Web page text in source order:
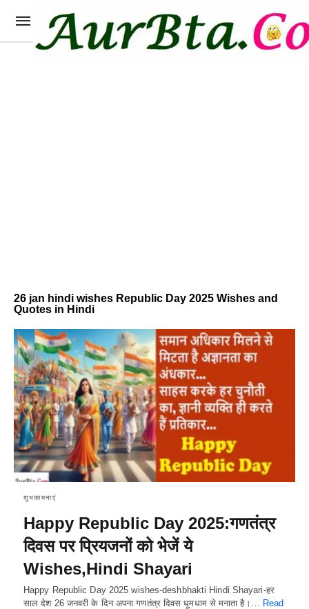
26 jan hindi wishes Republic Day 2025 Wishes and
Quotes in Hindi
शुभकामनाएं
Happy Republic Day 2025:गणतंत्र
दिवस पर प्रियजनों को भेजें ये
Wishes,Hindi Shayari
Happy Republic Day 2025 wishes-deshbhakti Hindi Shayari-हर
साल देश 26 जनवरी के दिन अपना गणतंत्र दिवस धूमधाम से मनाता है।… Read